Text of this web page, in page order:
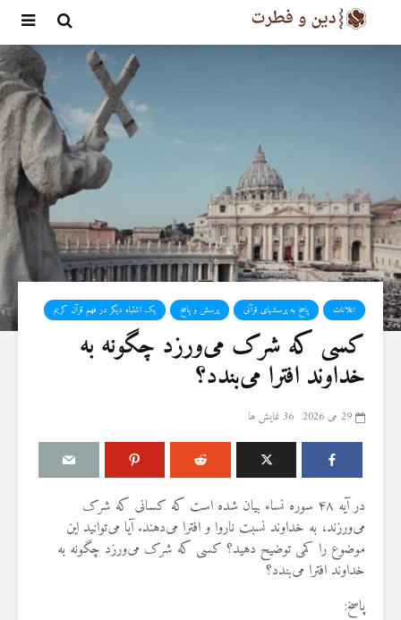
اعلانات پاسخ به پرسشهای قرآنی پرسش و پاسخ یک اشتباه دیگر در فهم قرآن کریم
کسی که شرک می‌ورزد چگونه به
خداوند افترا می‌بندد؟
29 می 2026 36 نمایش ها
در آیه ۴۸ سوره نساء بیان شده است که کسانی که شرک
می‌ورزند، به خداوند نسبت ناروا و افترا می‌دهند. آیا می‌توانید این
موضوع را کمی توضیح دهید؟ کسی که شرک می‌ورزد چگونه به
خداوند افترا می‌بندد؟
پاسخ:
درباره سنگ زدن به
شیطان و دویدن مردان
میان صفا و مروه